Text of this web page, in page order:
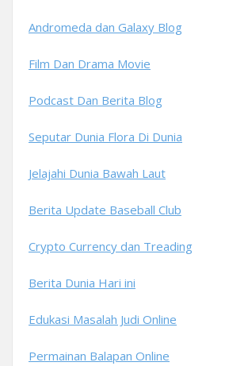
Andromeda dan Galaxy Blog
Film Dan Drama Movie
Podcast Dan Berita Blog
Seputar Dunia Flora Di Dunia
Jelajahi Dunia Bawah Laut
Berita Update Baseball Club
Crypto Currency dan Treading
Berita Dunia Hari ini
Edukasi Masalah Judi Online
Permainan Balapan Online